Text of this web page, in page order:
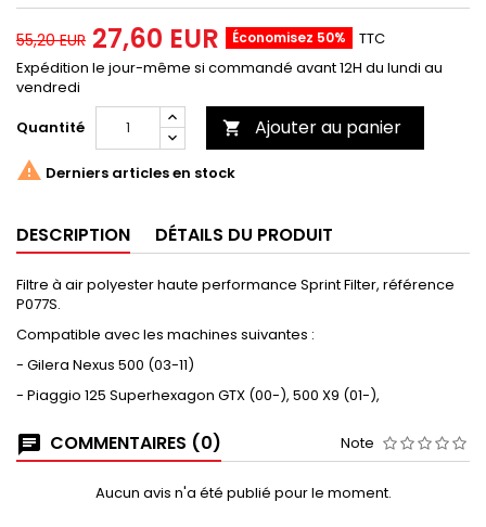
55,20 EUR 27,60 EUR Économisez 50%
TTC
Expédition le jour-même si commandé avant 12H du lundi au
vendredi
Quantité
 Ajouter au panier
 Derniers articles en stock
DESCRIPTION DÉTAILS DU PRODUIT
Filtre à air polyester haute performance Sprint Filter, référence
P077S.
Compatible avec les machines suivantes :
- Gilera Nexus 500 (03-11)
- Piaggio 125 Superhexagon GTX (00-), 500 X9 (01-),
COMMENTAIRES (0) Note
Aucun avis n'a été publié pour le moment.